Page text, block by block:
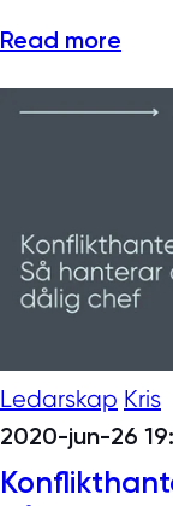
Read more
Ledarskap Kris
2020-jun-26